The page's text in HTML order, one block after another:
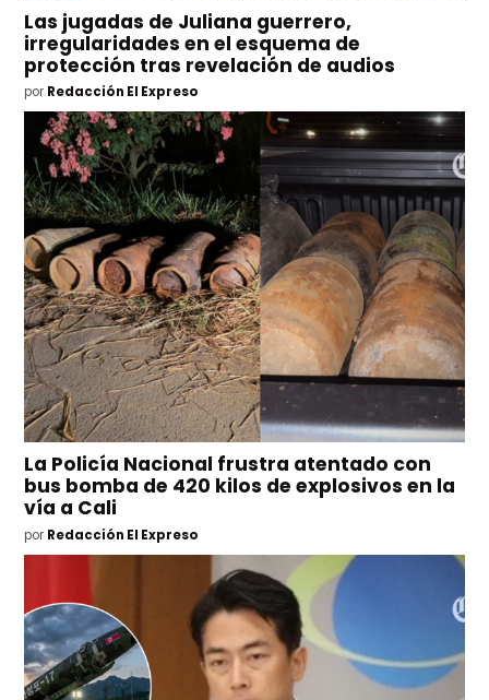
Las jugadas de Juliana guerrero,
irregularidades en el esquema de
protección tras revelación de audios
por Redacción El Expreso
La Policía Nacional frustra atentado con
bus bomba de 420 kilos de explosivos en la
vía a Cali
por Redacción El Expreso